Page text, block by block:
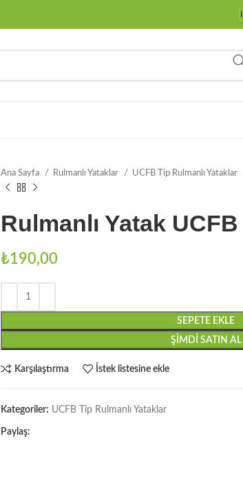
Ana Sayfa Rulmanlı Yataklar UCFB Tip Rulmanlı Yataklar
Rulmanlı Yatak
₺190,00
SEPETE EKLE
ŞIMDI SATIN AL
Karşılaştırma İstek listesine ekle
Kategoriler: UCFB Tip Rulmanlı Yataklar
Paylaş: